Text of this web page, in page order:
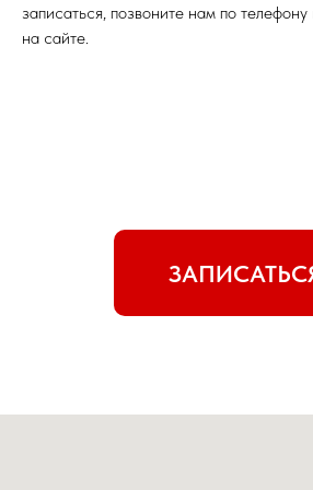
записаться, позвоните нам по телефону
на сайте.